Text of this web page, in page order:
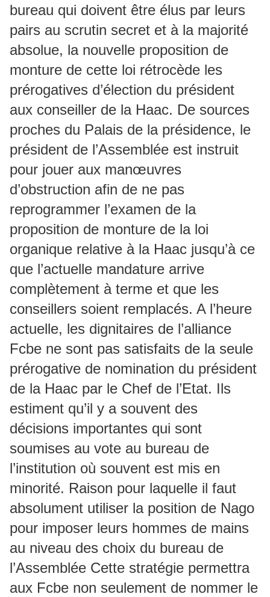
bureau qui doivent être élus par leurs
pairs au scrutin secret et à la majorité
absolue, la nouvelle proposition de
monture de cette loi rétrocède les
prérogatives d’élection du président
aux conseiller de la Haac. De sources
proches du Palais de la présidence, le
président de l’Assemblée est instruit
pour jouer aux manœuvres
d’obstruction afin de ne pas
reprogrammer l’examen de la
proposition de monture de la loi
organique relative à la Haac jusqu’à ce
que l’actuelle mandature arrive
complètement à terme et que les
conseillers soient remplacés. A l’heure
actuelle, les dignitaires de l’alliance
Fcbe ne sont pas satisfaits de la seule
prérogative de nomination du président
de la Haac par le Chef de l’Etat. Ils
estiment qu’il y a souvent des
décisions importantes qui sont
soumises au vote au bureau de
l’institution où souvent est mis en
minorité. Raison pour laquelle il faut
absolument utiliser la position de Nago
pour imposer leurs hommes de mains
au niveau des choix du bureau de
l’Assemblée Cette stratégie permettra
aux Fcbe non seulement de nommer le